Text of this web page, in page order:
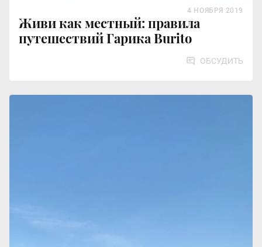
Живи как местный: правила
путешествий Гарика Burito
4 НОЯБРЯ 2019
ОБСУДИТЬ